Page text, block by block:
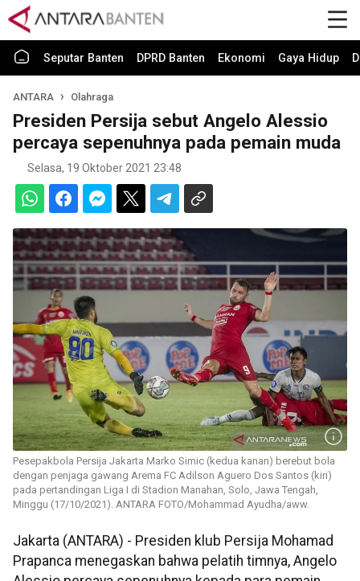
Seputar Banten DPRD Banten Ekonomi Gaya Hidup
ANTARA Olahraga
Presiden Persija sebut Angelo Alessio
percaya sepenuhnya pada pemain muda
Selasa, 19 Oktober 2021 23:48
Pesepakbola Persija Jakarta Marko Simic (kedua kanan) berebut bola
dengan penjaga gawang Arema FC Adilson Aguero Dos Santos (kiri)
pada pertandingan Liga I di Stadion Manahan, Solo, Jawa Tengah,
Minggu (17/10/2021). ANTARA FOTO/Mohammad Ayudha/aww.
Jakarta (ANTARA) - Presiden klub Persija Mohamad
Prapanca menegaskan bahwa pelatih timnya, Angelo